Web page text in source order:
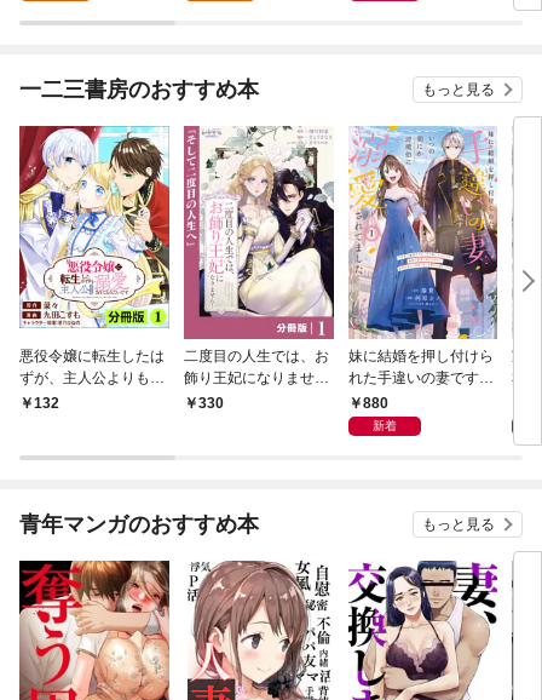
一二三書房のおすすめ本 もっと見る
悪役令嬢に転生したは
ずが、主人公よりも溺
愛されてるみたいです
132
二度目の人生では、お
飾り王妃になりませ
ん！【分冊版】１
330
妹に結婚を押し付けら
れた手違いの妻です
が、いつの間にか辺境
伯に溺愛されてました
880
新着
家
私
ほ
青年マンガのおすすめ本 もっと見る